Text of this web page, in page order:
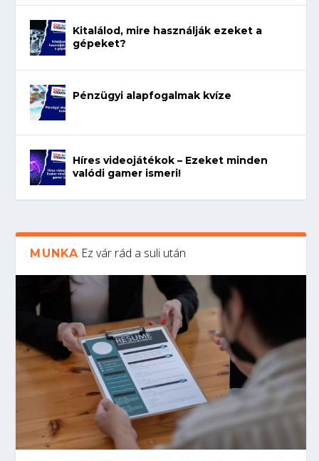
Kitalálod, mire használják ezeket a
gépeket?
Pénzügyi alapfogalmak kvíze
Híres videojátékok – Ezeket minden
valódi gamer ismeri!
MUNKA Ez vár rád a suli után